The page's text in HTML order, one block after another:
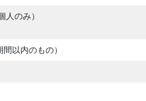
のみ）
以内のもの）